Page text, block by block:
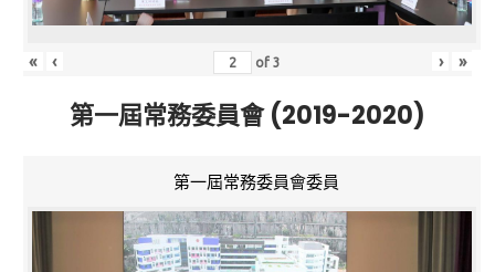
« ‹ of3 › »
第一屆常務委員會 (2019-2020)
第一屆常務委員會委員